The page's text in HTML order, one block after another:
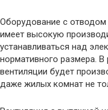
Оборудование с
имеет высокую
устанавливаться над
нормативного размера.
вентиляции будет
даже жилых комнат не